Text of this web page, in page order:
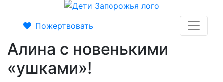
Пожертвовать
Алина с новенькими
«ушками»!